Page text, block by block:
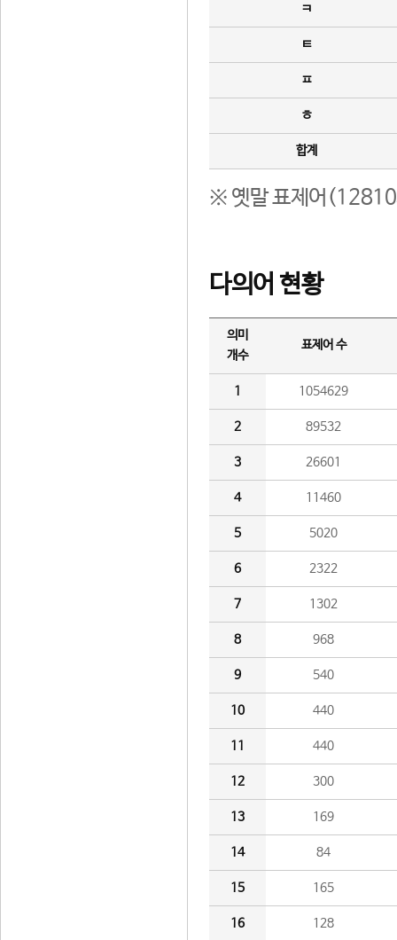
ㅋ
ㅌ
ㅍ
ㅎ
합계
※ 옛말 표제어(12810
다의어 현황
의미
개수
표제어 수
1 1054629
2 89532
3 26601
4 11460
5 5020
6 2322
7 1302
8 968
9 540
10 440
11 440
12 300
13 169
14 84
15 165
16 128